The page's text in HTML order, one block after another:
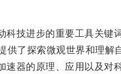
技进步的重要工具关键词
供了探索微观世界和理解
器的原理、应用以及对科